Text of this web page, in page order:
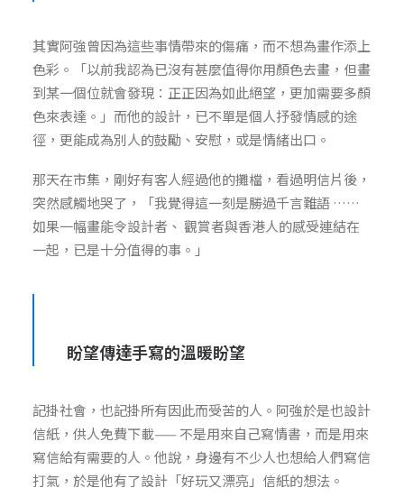
其實阿強曾因為這些事情帶來的傷痛，而不想為畫作添上
色彩。「以前我認為已沒有甚麼值得你用顏色去畫，但畫
到某一個位就會發現：正正因為如此絕望，更加需要多顏
色來表達。」而他的設計，已不單是個人抒發情感的途
徑，更能成為別人的鼓勵、安慰，或是情緒出口。
那天在市集，剛好有客人經過他的攤檔，看過明信片後，
突然感觸地哭了，「我覺得這一刻是勝過千言難語 ……
如果一幅畫能令設計者、 觀賞者與香港人的感受連結在
一起，已是十分值得的事。」
盼望傳達手寫的溫暖盼望
記掛社會 ，也記掛所有因此而受苦的人。阿強於是也設計
信紙，供人免費下載——不是用來自己寫情書，而是用來
寫信給有需要的人。他說，身邊有不少人也想給人們寫信
打氣，於是他有了設計「好玩又漂亮」信紙的想法。